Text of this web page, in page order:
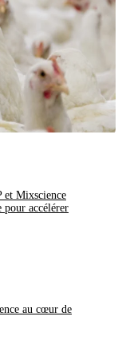
et Mixscience
accélérer
au cœur de